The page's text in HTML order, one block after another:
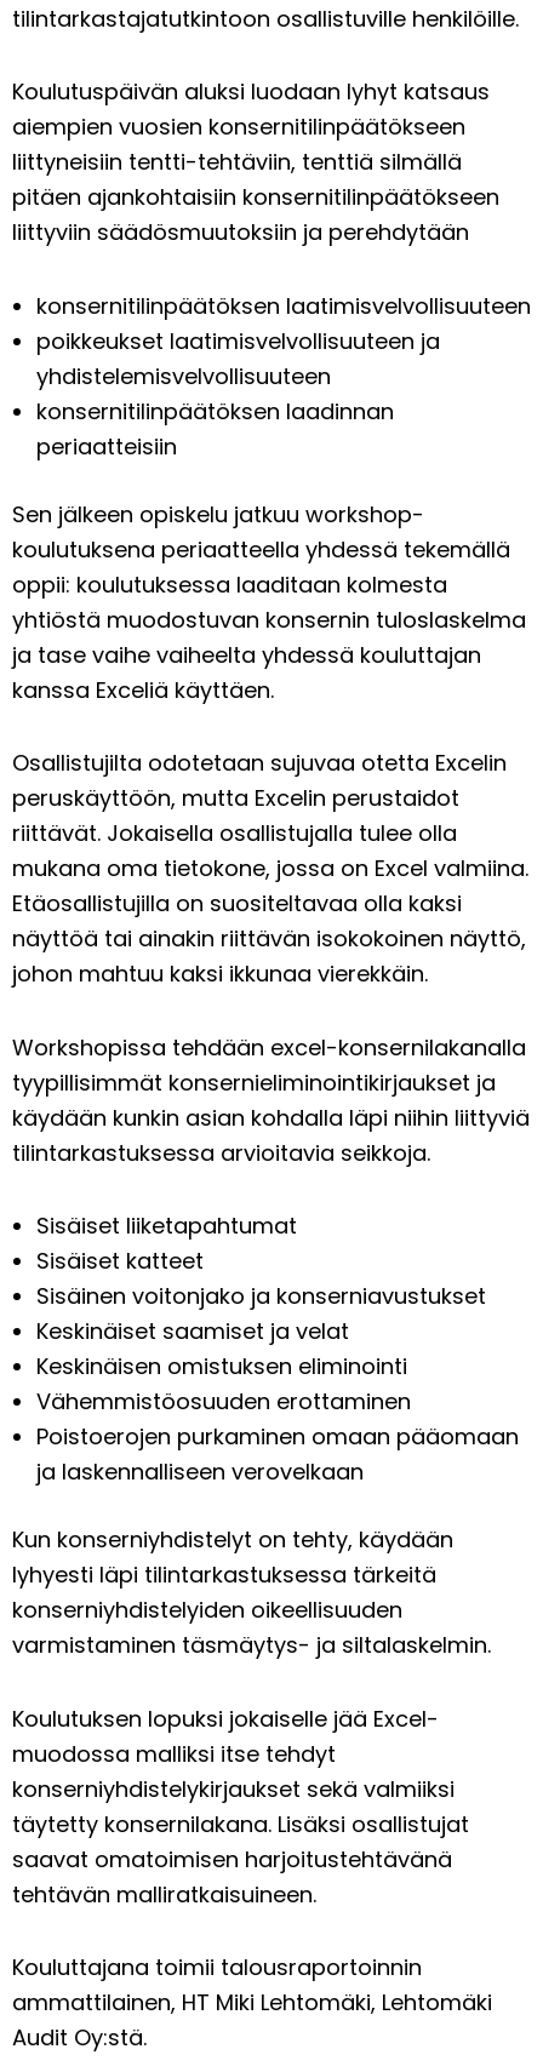
tilintarkastajatutkintoon osallistuville henkilöille.
Koulutuspäivän aluksi luodaan lyhyt katsaus
aiempien vuosien konsernitilinpäätökseen
liittyneisiin tentti-tehtäviin, tenttiä silmällä
pitäen ajankohtaisiin konsernitilinpäätökseen
liittyviin säädösmuutoksiin ja perehdytään
konsernitilinpäätöksen laatimisvelvollisuuteen
poikkeukset laatimisvelvollisuuteen ja
yhdistelemisvelvollisuuteen
konsernitilinpäätöksen laadinnan
periaatteisiin
Sen jälkeen opiskelu jatkuu workshop-
koulutuksena periaatteella yhdessä tekemällä
oppii: koulutuksessa laaditaan kolmesta
yhtiöstä muodostuvan konsernin tuloslaskelma
ja tase vaihe vaiheelta yhdessä kouluttajan
kanssa Exceliä käyttäen.
Osallistujilta odotetaan sujuvaa otetta Excelin
peruskäyttöön, mutta Excelin perustaidot
riittävät. Jokaisella osallistujalla tulee olla
mukana oma tietokone, jossa on Excel valmiina.
Etäosallistujilla on suositeltavaa olla kaksi
näyttöä tai ainakin riittävän isokokoinen näyttö,
johon mahtuu kaksi ikkunaa vierekkäin.
Workshopissa tehdään excel-konsernilakanalla
tyypillisimmät konsernieliminointikirjaukset ja
käydään kunkin asian kohdalla läpi niihin liittyviä
tilintarkastuksessa arvioitavia seikkoja.
Sisäiset liiketapahtumat
Sisäiset katteet
Sisäinen voitonjako ja konserniavustukset
Keskinäiset saamiset ja velat
Keskinäisen omistuksen eliminointi
Vähemmistöosuuden erottaminen
Poistoerojen purkaminen omaan pääomaan
ja laskennalliseen verovelkaan
Kun konserniyhdistelyt on tehty, käydään
lyhyesti läpi tilintarkastuksessa tärkeitä
konserniyhdistelyiden oikeellisuuden
varmistaminen täsmäytys- ja siltalaskelmin.
Koulutuksen lopuksi jokaiselle jää Excel-
muodossa malliksi itse tehdyt
konserniyhdistelykirjaukset sekä valmiiksi
täytetty konsernilakana. Lisäksi osallistujat
saavat omatoimisen harjoitustehtävänä
tehtävän malliratkaisuineen.
Kouluttajana toimii talousraportoinnin
ammattilainen, HT Miki Lehtomäki, Lehtomäki
Audit Oy:stä.